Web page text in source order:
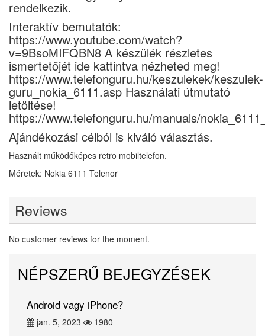
rendelkezik.
Interaktív bemutatók:
https://www.youtube.com/watch?
v=9BsoMIFQBN8 A készülék részletes
ismertetőjét ide kattintva nézheted meg!
https://www.telefonguru.hu/keszulekek/keszulek-
guru_nokia_6111.asp Használati útmutató
letöltése!
https://www.telefonguru.hu/manuals/
Ajándékozási célból is kiváló választás.
Használt működőképes retro mobiltelefon.
Méretek: Nokia 6111 Telenor
Reviews
No customer reviews for the moment.
NÉPSZERŰ BEJEGYZÉSEK
Android vagy iPhone?
jan. 5, 2023 1980